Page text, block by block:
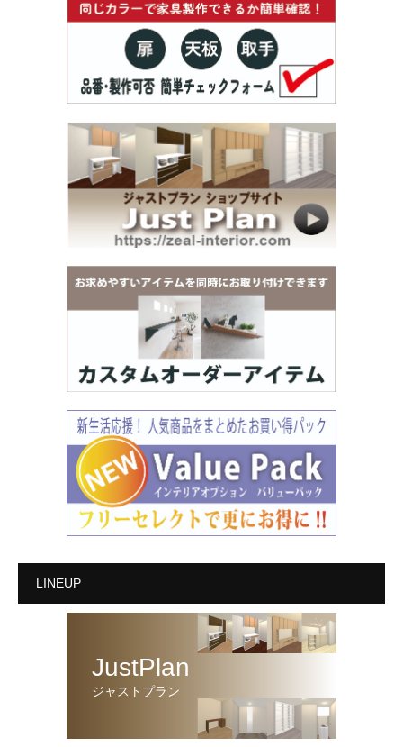
LINEUP
JustPlan
ジャストプラン